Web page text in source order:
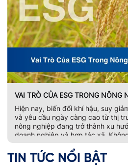
VAI TRÒ CỦA ESG TRONG NÔNG
Hiện nay, biến đổi khí hậu, suy
và yêu cầu ngày càng cao từ thị
nông nghiệp đang trở thành xu
doanh nghiệp và hợp tác xã.
bộ tiêu chí đánh giá phát […]
TIN TỨC NỔI BẬT